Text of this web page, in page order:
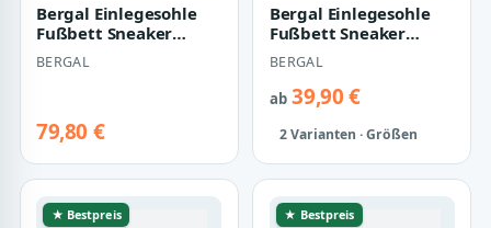
Bergal Einlegesohle
Fußbett Sneaker
GelMotion 3 Gr. 36-47
Unisex 4er P…
BERGAL
79,80 €
Bergal Einlegesohle
Fußbett Sneaker
GelMotion 3 Gr. 36-47
Unisex 2er P…
BERGAL
ab39,90 €
2 Varianten · Größen
★ Bestpreis ★ Bestpreis